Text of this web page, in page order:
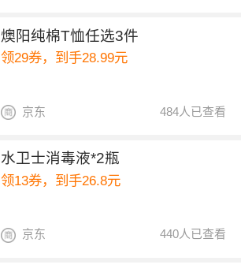
燠阳纯棉T恤任选3件
领29券，到手28.99元
484人已查看
京东
水卫士消毒液*2瓶
领13券，到手26.8元
440人已查看
京东